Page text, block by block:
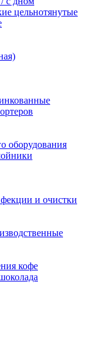
цельнотянутые
оборудования
и очистки
кофе